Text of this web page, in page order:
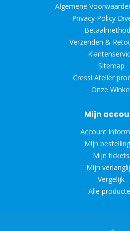
Algemene
Privacy Policy
Verzenden &
Sitemap
Cressi Atelier
Onze Winkel
Mijn
Account
Mijn
Mijn tickets
Mijn
Vergelijk
Alle